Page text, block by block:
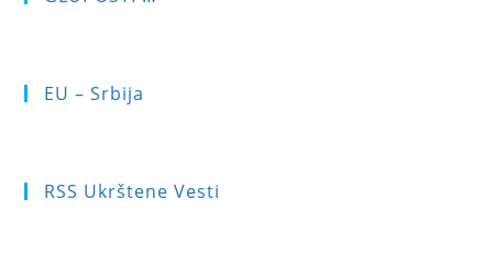
EU – Srbija
RSS Ukrštene Vesti